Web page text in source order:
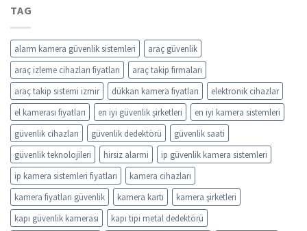
TAG
alarm kamera güvenlik sistemleri
araç güvenlik
araç izleme cihazları fiyatları
araç takip firmaları
araç takip sistemi izmir
dükkan kamera fiyatları
elektronik cihazlar
el kamerası fiyatları
en iyi güvenlik şirketleri
en iyi kamera sistemleri
güvenlik cihazları
güvenlik dedektörü
güvenlik saati
güvenlik teknolojileri
hirsiz alarmi
ip güvenlik kamera sistemleri
ip kamera sistemleri fiyatları
kamera cihazları
kamera fiyatları güvenlik
kamera kartı
kamera şirketleri
kapı güvenlik kamerası
kapı tipi metal dedektörü